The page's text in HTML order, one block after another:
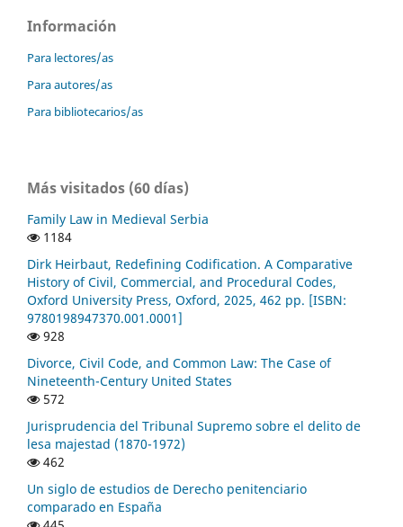
Información
Para lectores/as
Para autores/as
Para bibliotecarios/as
Más visitados (60 días)
Family Law in Medieval Serbia
1184
Dirk Heirbaut, Redefining Codification. A Comparative
History of Civil, Commercial, and Procedural Codes,
Oxford University Press, Oxford, 2025, 462 pp. [ISBN:
9780198947370.001.0001]
928
Divorce, Civil Code, and Common Law: The Case of
Nineteenth-Century United States
572
Jurisprudencia del Tribunal Supremo sobre el delito de
lesa majestad (1870-1972)
462
Un siglo de estudios de Derecho penitenciario
comparado en España